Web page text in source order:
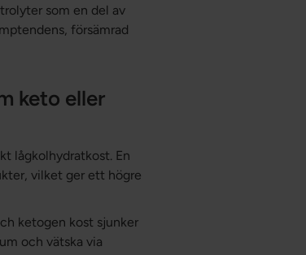
som en del av
försämrad
keto eller
lågkolhydratkost. En
vilket ger ett högre
ketogen kost sjunker
och vätska via